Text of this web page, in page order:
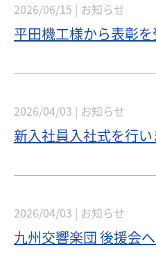
2026/06/15 | お知らせ
平田機工様から表彰
2026/04/03 | お知らせ
新入社員入社式を行
2026/04/03 | お知らせ
九州交響楽団 後援会